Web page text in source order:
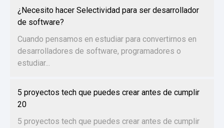
¿Necesito hacer Selectividad para ser desarrollador
de software?
Cuando pensamos en estudiar para convertirnos en
desarrolladores de software, programadores o
estudiar...
5 proyectos tech que puedes crear antes de cumplir
20
5 proyectos tech que puedes crear antes de cumplir